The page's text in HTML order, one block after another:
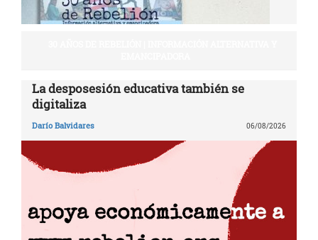
La desposesión educativa también se
digitaliza
Darío Balvidares 06/08/2026